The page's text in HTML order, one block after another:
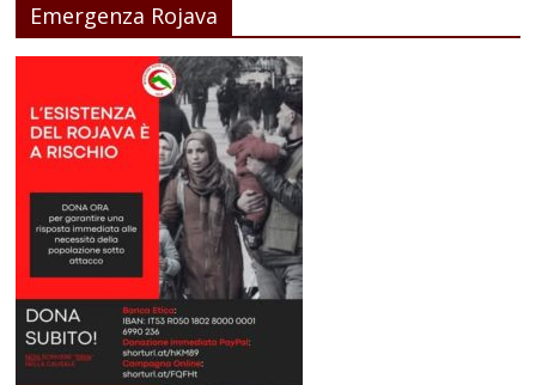
Emergenza Rojava